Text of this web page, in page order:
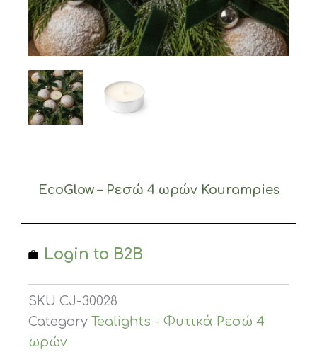
EcoGlow – Ρεσώ 4 ωρών Kourampies
Login to B2B
SKU CJ-30028
Category Tealights - Φυτικά Ρεσώ 4
ωρών